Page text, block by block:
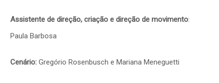
Assistente de direção, criação e direção de movimento:
Paula Barbosa
Cenário: Gregório Rosenbusch e Mariana Meneguetti